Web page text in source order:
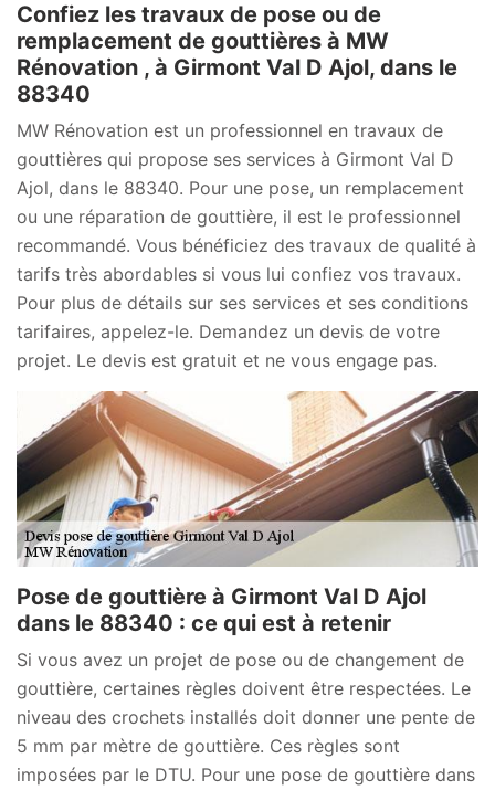
Confiez les travaux de pose ou de
remplacement de gouttières à MW
Rénovation , à Girmont Val D Ajol, dans le
88340
MW Rénovation est un professionnel en travaux de
gouttières qui propose ses services à Girmont Val D
Ajol, dans le 88340. Pour une pose, un remplacement
ou une réparation de gouttière, il est le professionnel
recommandé. Vous bénéficiez des travaux de qualité à
tarifs très abordables si vous lui confiez vos travaux.
Pour plus de détails sur ses services et ses conditions
tarifaires, appelez-le. Demandez un devis de votre
projet. Le devis est gratuit et ne vous engage pas.
Pose de gouttière à Girmont Val D Ajol
dans le 88340 : ce qui est à retenir
Si vous avez un projet de pose ou de changement de
gouttière, certaines règles doivent être respectées. Le
niveau des crochets installés doit donner une pente de
5 mm par mètre de gouttière. Ces règles sont
imposées par le DTU. Pour une pose de gouttière dans